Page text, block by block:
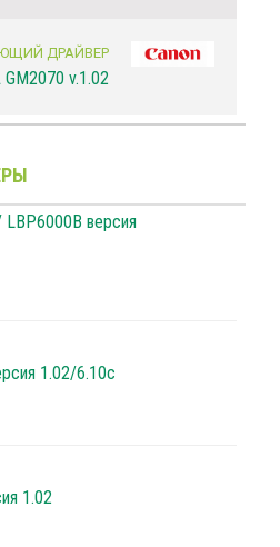
ДРАЙВЕР
v.1.02
версия
1.02/6.10c
1.02